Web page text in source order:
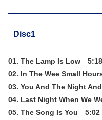
Disc1
01. The Lamp Is Low 5:18
02. In The Wee Small
03. You And The Night
04. Last Night When We
05. The Song Is You 5:02